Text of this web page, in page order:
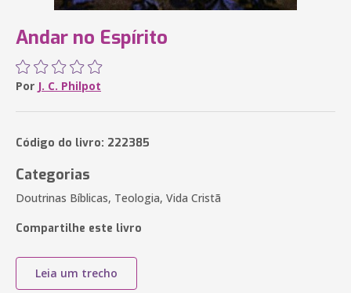
Andar no Espírito
Por J. C. Philpot
Código do livro: 222385
Categorias
Doutrinas Bíblicas, Teologia, Vida Cristã
Compartilhe este livro
Leia um trecho